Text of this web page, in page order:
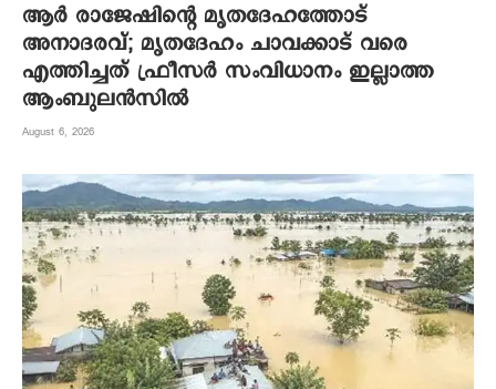
ആര്‍ രാജേഷിന്റെ മൃതദേഹത്തോട്
അനാദരവ്; മൃതദേഹം ചാവക്കാട് വരെ
എത്തിച്ചത് ഫ്രീസര്‍ സംവിധാനം ഇല്ലാത്ത
ആംബുലന്‍സില്‍
August 6, 2026